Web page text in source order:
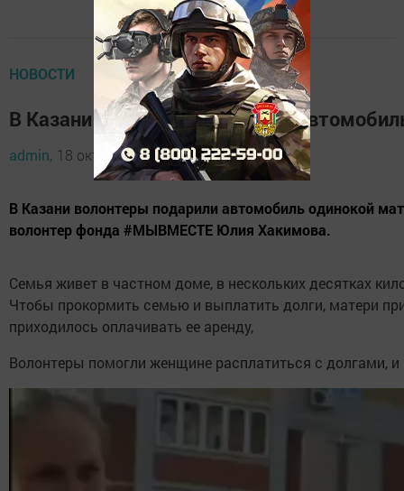
НОВОСТИ
В Казани волонтеры подарили
admin, 18 октября 2021 - 18:00
В Казани волонтеры подарили автомобиль одинокой
волонтер фонда #МЫВМЕСТЕ Юлия Хакимова.
Семья живет в частном доме, в нескольких десятках
Чтобы прокормить семью и выплатить долги, матери
приходилось оплачивать ее аренду,
Волонтеры помогли женщине расплатиться с долгами,